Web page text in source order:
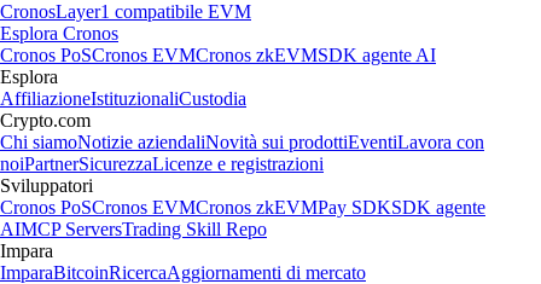
CronosLayer1 compatibile EVM
Esplora Cronos
Cronos PoSCronos EVMCronos zkEVMSDK agente AI
Esplora
AffiliazioneIstituzionaliCustodia
Crypto.com
Chi siamoNotizie aziendaliNovità sui prodottiEventiLavora con
noiPartnerSicurezzaLicenze e registrazioni
Sviluppatori
Cronos PoSCronos EVMCronos zkEVMPay SDKSDK agente
AIMCP ServersTrading Skill Repo
Impara
ImparaBitcoinRicercaAggiornamenti di mercato